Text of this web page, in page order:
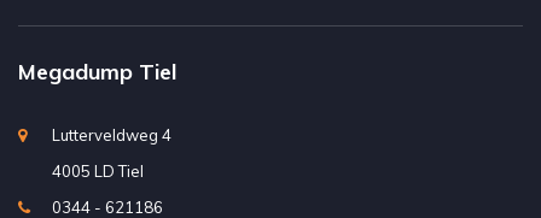
Megadump Tiel
Lutterveldweg 4
4005 LD Tiel
0344 - 621186